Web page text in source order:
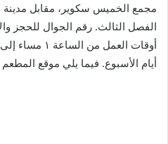
مجمع الخميس سكوير، مقابل مدينة
أيام الأسبوع. فيما يلي موقع